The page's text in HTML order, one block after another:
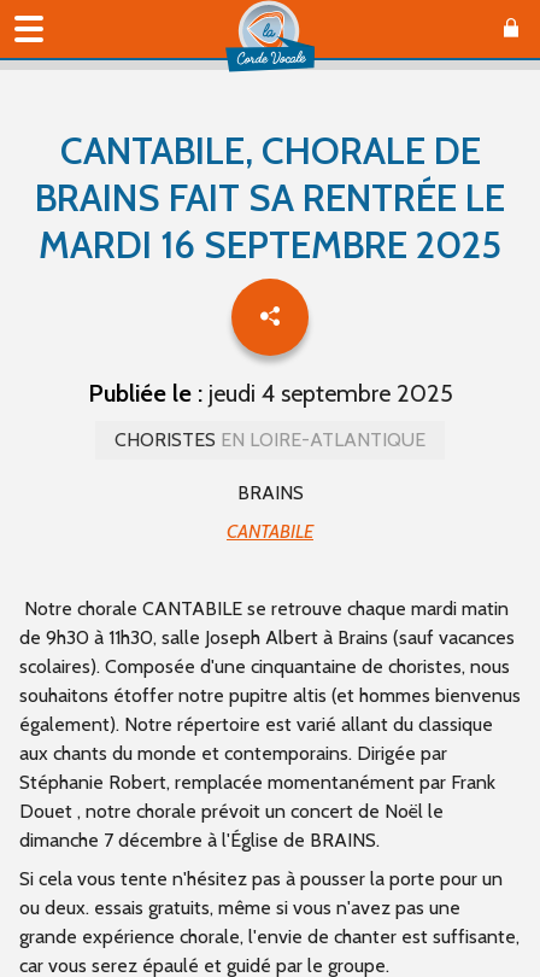
CANTABILE, CHORALE DE
BRAINS FAIT SA RENTRÉE LE
MARDI 16 SEPTEMBRE 2025
Publiée le :jeudi 4 septembre 2025
CHORISTES EN LOIRE-ATLANTIQUE
BRAINS
CANTABILE
Notre chorale CANTABILE se retrouve chaque mardi matin
de 9h30 à 11h30, salle Joseph Albert à Brains (sauf vacances
scolaires). Composée d'une cinquantaine de choristes, nous
souhaitons étoffer notre pupitre altis (et hommes bienvenus
également). Notre répertoire est varié allant du classique
aux chants du monde et contemporains. Dirigée par
Stéphanie Robert, remplacée momentanément par Frank
Douet , notre chorale prévoit un concert de Noël le
dimanche 7 décembre à l'Église de BRAINS.
Si cela vous tente n'hésitez pas à pousser la porte pour un
ou deux. essais gratuits, même si vous n'avez pas une
grande expérience chorale, l'envie de chanter est suffisante,
car vous serez épaulé et guidé par le groupe.